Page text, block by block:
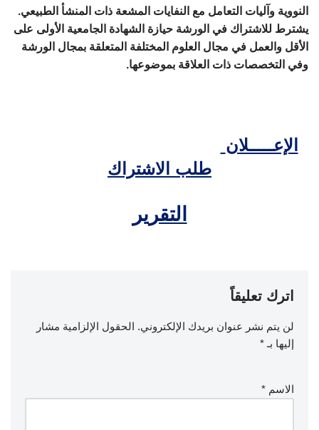
النووية وآليات التعامل مع النفايات المشعة ذات المنشأ الطبيعي.
يشترط للاشتراك في الورشة حيازة الشهادة الجامعية الأولى على
الأقل والعمل في مجال العلوم المختلفة المتعلقة بمجال الورشة
وفي التخصصات ذات العلاقة بموضوعها.
الإعـــــلان
طلب الاشتراك
التقرير
اترك تعليقاً
لن يتم نشر عنوان بريدك الإلكتروني. الحقول الإلزامية مشار
إليها بـ *
الاسم *